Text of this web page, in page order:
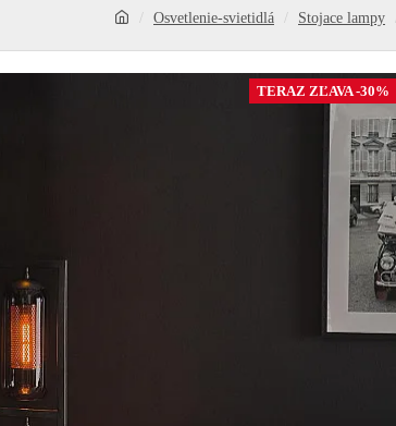
Osvetlenie-svietidlá Stojace lampy
TERAZ ZĽAVA -30%